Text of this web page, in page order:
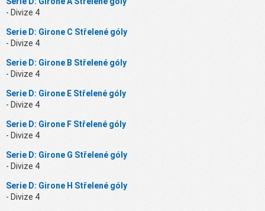
- Divize 4
Serie D: Girone C Střelené góly
- Divize 4
Serie D: Girone B Střelené góly
- Divize 4
Serie D: Girone E Střelené góly
- Divize 4
Serie D: Girone F Střelené góly
- Divize 4
Serie D: Girone G Střelené góly
- Divize 4
Serie D: Girone H Střelené góly
- Divize 4